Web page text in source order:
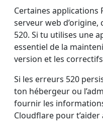
Certaines applications
serveur web
520. Si tu utilises une
essentiel de la
version et les
Si les erreurs 520
ton hébergeur ou
fournir les
Cloudflare pour